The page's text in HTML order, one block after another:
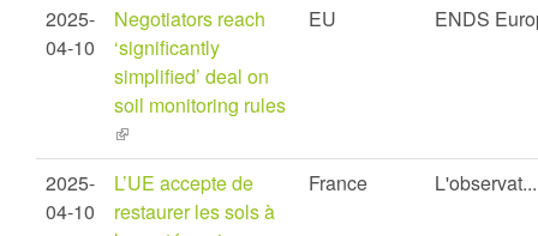
external)
2025-
04-10
Negotiators reach
‘significantly
simplified’ deal on
soil monitoring rules
(link
is
external)
EU ENDS
2025-
04-10
L’UE accepte de
restaurer les sols à
France L'observat...